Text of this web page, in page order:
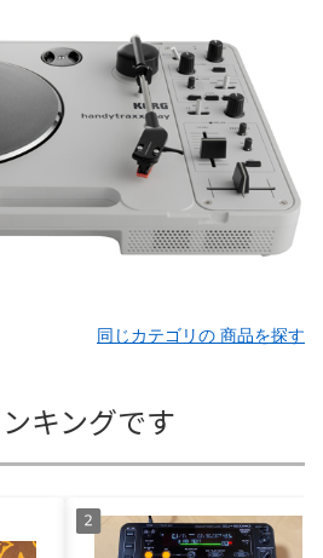
同じカテゴリの 商品を探す
キングです